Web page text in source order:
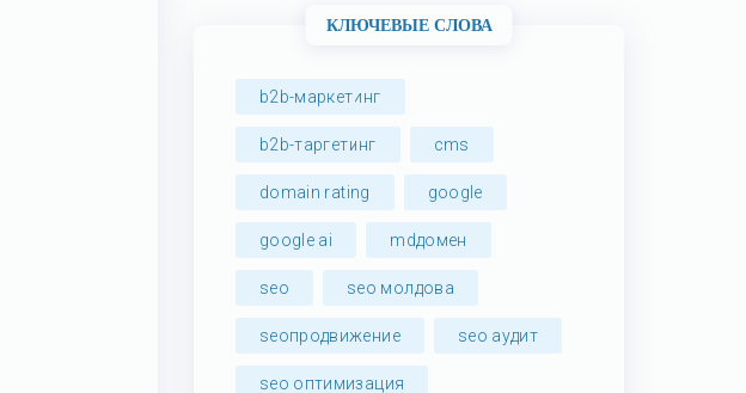
КЛЮЧЕВЫЕ СЛОВА
b2b-маркетинг
b2b-таргетинг cms
domain rating google
google ai mdдомен
seo seo молдова
seoпродвижение seo аудит
seo оптимизация